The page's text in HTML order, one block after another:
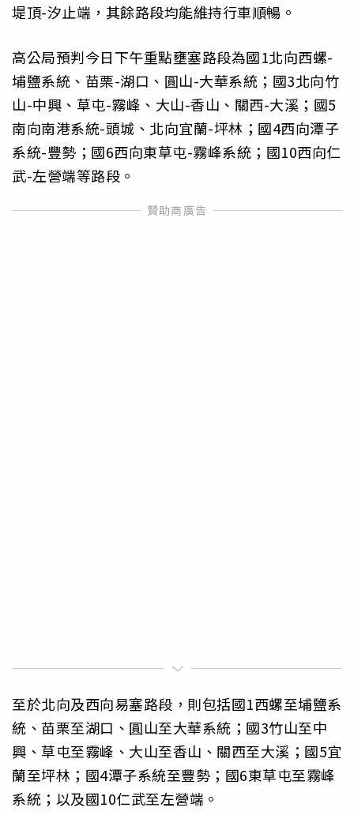
堤頂-汐止端，其餘路段均能維持行車順暢。
高公局預判今日下午重點壅塞路段為國1北向西螺-
埔鹽系統、苗栗-湖口、圓山-大華系統；國3北向竹
山-中興、草屯-霧峰、大山-香山、關西-大溪；國5
南向南港系統-頭城、北向宜蘭-坪林；國4西向潭子
系統-豐勢；國6西向東草屯-霧峰系統；國10西向仁
武-左營端等路段。
至於北向及西向易塞路段，則包括國1西螺至埔鹽系
統、苗栗至湖口、圓山至大華系統；國3竹山至中
興、草屯至霧峰、大山至香山、關西至大溪；國5宜
蘭至坪林；國4潭子系統至豐勢；國6東草屯至霧峰
系統；以及國10仁武至左營端。